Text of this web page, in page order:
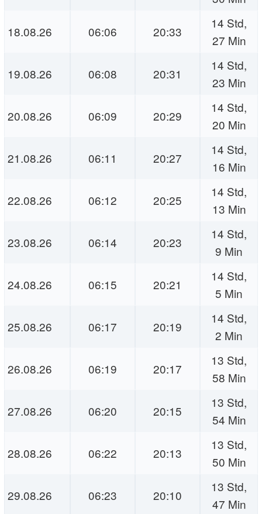
18.08.26 06:06 20:33
14 Std,
27 Min
19.08.26 06:08 20:31
14 Std,
23 Min
20.08.26 06:09 20:29
14 Std,
20 Min
21.08.26 06:11 20:27
14 Std,
16 Min
22.08.26 06:12 20:25
14 Std,
13 Min
23.08.26 06:14 20:23
14 Std,
9 Min
24.08.26 06:15 20:21
14 Std,
5 Min
25.08.26 06:17 20:19
14 Std,
2 Min
26.08.26 06:19 20:17
13 Std,
58 Min
27.08.26 06:20 20:15
13 Std,
54 Min
28.08.26 06:22 20:13
13 Std,
50 Min
29.08.26 06:23 20:10
13 Std,
47 Min